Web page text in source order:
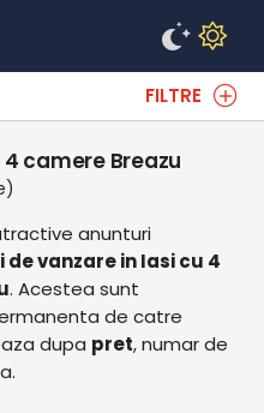
FILTRE
camere Breazu
anunturi
de vanzare in Iasi cu 4
. Acestea sunt
de catre
dupa pret, numar de